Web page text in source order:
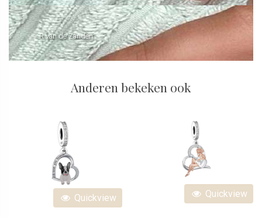
- R van de Zanden
Anderen bekeken ook
Quickview Quickview